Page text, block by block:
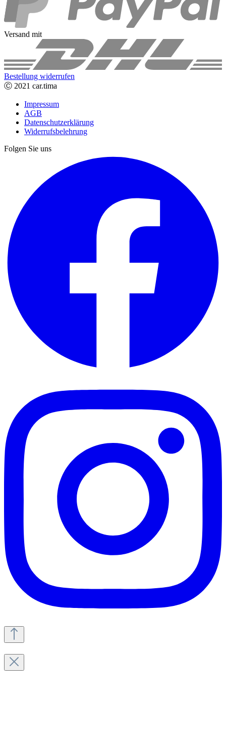
Versand mit
Bestellung widerrufen
Ⓒ 2021 car.tima
Impressum
AGB
Datenschutzerklärung
Widerrufsbelehrung
Folgen Sie uns